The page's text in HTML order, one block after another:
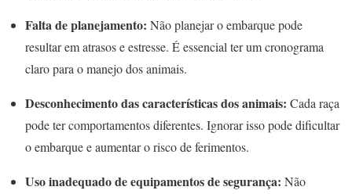
Falta de planejamento: Não planejar o embarque pode
resultar em atrasos e estresse. É essencial ter um cronograma
claro para o manejo dos animais.
Desconhecimento das características dos animais: Cada raça
pode ter comportamentos diferentes. Ignorar isso pode dificultar
o embarque e aumentar o risco de ferimentos.
Uso inadequado de equipamentos de segurança: Não